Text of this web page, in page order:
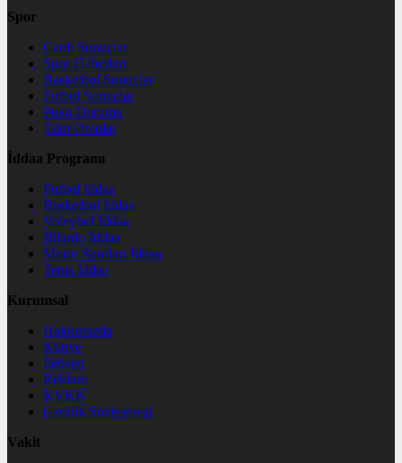
Spor
Canlı Sonuçlar
Spor Haberleri
Basketbol Sonuçlar
Futbol Sonuçlar
Puan Durumu
Tüm Oranlar
İddaa Programı
Futbol İddaa
Basketbol İddaa
Voleybol İddaa
Bilardo İddaa
Motor Sporları İddaa
Tenis İddaa
Kurumsal
Hakkımızda
Künye
İletişim
Reklam
KVKK
Gizlilik Sözleşmesi
Vakit